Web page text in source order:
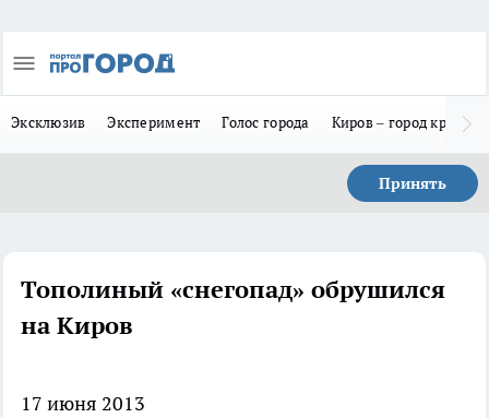
Эксклюзив Эксперимент Голос города Киров – город
Принять
Тополиный «снегопад» обрушился
на Киров
17 июня 2013